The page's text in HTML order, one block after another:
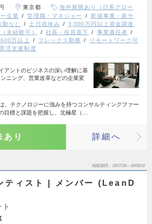
東京都
海外展開あり（日系グロー
企業 管理職・マネジャー
新規事業・新サ
勤なし 土日祝休み
3,000万円以上資金調達
未経験可） 社長・役員直下
事業責任者
万以上 フレックス勤務
リモートワーク可
育児支援制度
アントのビジネスの深い理解に基
ニング、営業改革などの企業変
、テクノロジーに強みを持つコンサルティングファー
目標と課題を把握し、北極星（…
あり 詳細へ
掲載期間 26/07/28～26/08/10
ティスト | メンバー (LeanD